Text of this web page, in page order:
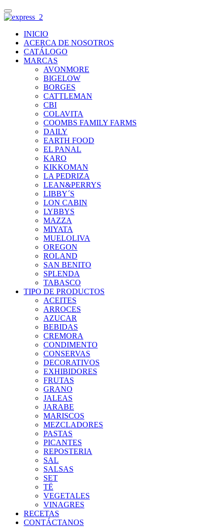
INICIO
ACERCA DE NOSOTROS
CATÁLOGO
MARCAS
AVONMORE
BIGELOW
BORGES
CATTLEMAN
CBI
COLAVITA
COOMBS FAMILY FARMS
DAILY
EARTH FOOD
EL PANAL
KARO
KIKKOMAN
LA PEDRIZA
LEAN&PERRYS
LIBBY´S
LON CABIN
LYBBYS
MAZZA
MIYATA
MUELOLIVA
OREGON
ROLAND
SAN BENITO
SPLENDA
TABASCO
TIPO DE PRODUCTOS
ACEITES
ARROCES
AZUCAR
BEBIDAS
CREMORA
CONDIMENTO
CONSERVAS
DECORATIVOS
EXHIBIDORES
FRUTAS
GRANO
JALEAS
JARABE
MARISCOS
MEZCLADORES
PASTAS
PICANTES
REPOSTERIA
SAL
SALSAS
SET
TË
VEGETALES
VINAGRES
RECETAS
CONTÁCTANOS